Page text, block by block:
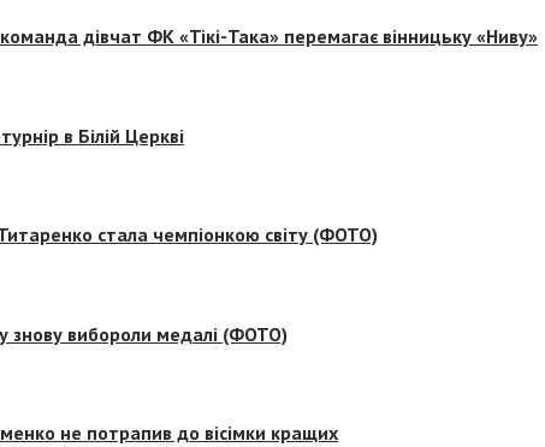
дівчат ФК «Тікі-Така» перемагає вінницьку «Ниву»
в Білій Церкві
стала чемпіонкою світу (ФОТО)
знову вибороли медалі (ФОТО)
не потрапив до вісімки кращих